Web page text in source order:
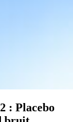
: Placebo